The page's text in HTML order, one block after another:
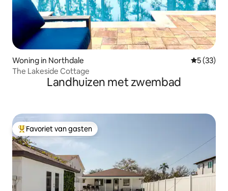
Woning in Northdale
5 (33)
The Lakeside Cottage
Landhuizen met zwembad
Topfavoriet van gasten
Favoriet van gasten